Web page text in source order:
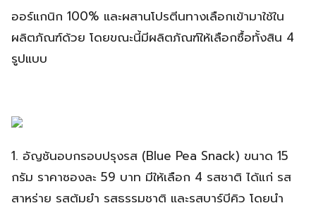
ออร์แกนิก 100% และผสานโปรตีนทางเลือกเข้ามาใช้ใน
ผลิตภัณฑ์ด้วย โดยขณะนี้มีผลิตภัณฑ์ให้เลือกซื้อทั้งสิน 4
รูปแบบ
1. อัญชันอบกรอบปรุงรส (Blue Pea Snack) ขนาด 15
กรัม ราคาซองละ 59 บาท มีให้เลือก 4 รสชาติ ได้แก่ รส
สาหร่าย รสต้มยำ รสธรรมชาติ และรสบาร์บีคิว โดยนำ